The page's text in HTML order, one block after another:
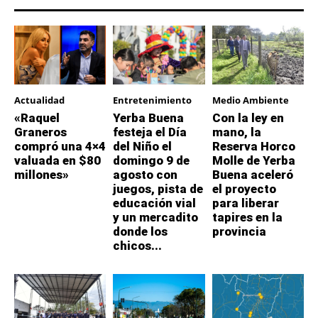
Actualidad
«Raquel
Graneros
compró una 4×4
valuada en $80
millones»
Entretenimiento
Yerba Buena
festeja el Día
del Niño el
domingo 9 de
agosto con
juegos, pista de
educación vial
y un mercadito
donde los
chicos...
Medio Ambiente
Con la ley en
mano, la
Reserva Horco
Molle de Yerba
Buena aceleró
el proyecto
para liberar
tapires en la
provincia